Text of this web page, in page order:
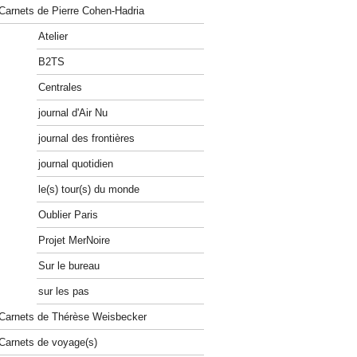
de Pierre Cohen-Hadria
Atelier
B2TS
Centrales
journal d'Air Nu
journal des frontières
journal quotidien
le(s) tour(s) du monde
Oublier Paris
Projet MerNoire
Sur le bureau
sur les pas
de Thérèse Weisbecker
de voyage(s)